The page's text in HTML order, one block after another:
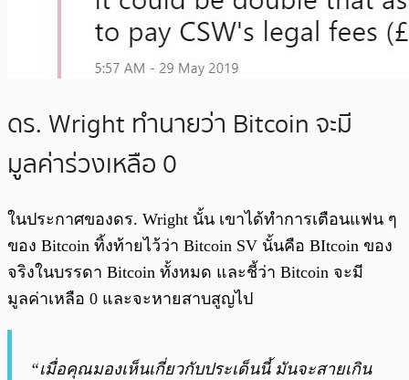
ดร. Wright ทำนายว่า Bitcoin จะมี
มูลค่าร่วงเหลือ 0
ในประกาศของดร. Wright นั้น เขาได้ทำการเตือนแฟน ๆ
ของ Bitcoin ทิ้งท้ายไว้ว่า Bitcoin SV นั้นคือ BItcoin ของ
จริงในบรรดา Bitcoin ทั้งหมด และชี้ว่า Bitcoin จะมี
มูลค่าเหลือ 0 และจะหายสาบสูญไป
“เมื่อคุณมองเห็นเกี่ยวกับประเด็นนี้ มันจะสายเกิน